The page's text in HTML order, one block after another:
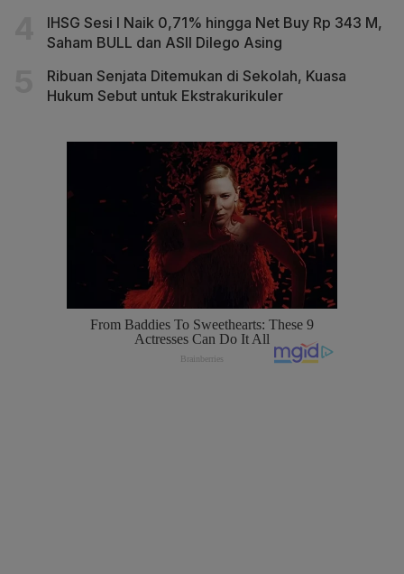
IHSG Sesi I Naik 0,71% hingga Net Buy Rp 343 M,
Saham BULL dan ASII Dilego Asing
Ribuan Senjata Ditemukan di Sekolah, Kuasa
Hukum Sebut untuk Ekstrakurikuler